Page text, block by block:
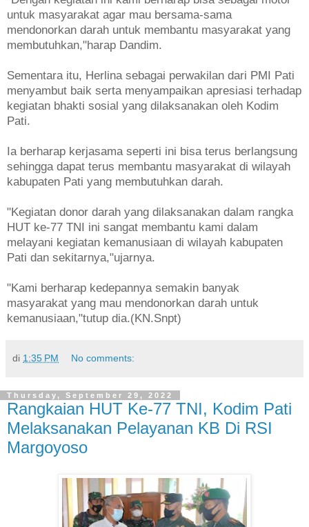
untuk masyarakat agar mau bersama-sama
mendonorkan darah untuk membantu masyarakat yang
membutuhkan,"harap Dandim.
Sementara itu, Herlina sebagai perwakilan dari PMI Pati
menyambut baik serta menyampaikan apresiasi terhadap
kegiatan bhakti sosial yang dilaksanakan oleh Kodim
Pati.
Ia berharap kerjasama seperti ini bisa terus berlangsung
sehingga dapat terus membantu masyarakat di wilayah
kabupaten Pati yang membutuhkan darah.
"Kegiatan donor darah yang dilaksanakan dalam rangka
HUT ke-77 TNI ini sangat membantu kami dalam
melayani kegiatan kemanusiaan di wilayah kabupaten
Pati dan sekitarnya,"ujarnya.
"Kami berharap kedepannya semakin banyak
masyarakat yang mau mendonorkan darah untuk
kemanusiaan,"tutup dia.(KN.Snpt)
di 1:35 PM No comments:
Thursday, September 29, 2022
Rangkaian HUT Ke-77 TNI, Kodim Pati
Melaksanakan Pelayanan KB Di RSI
Margoyoso